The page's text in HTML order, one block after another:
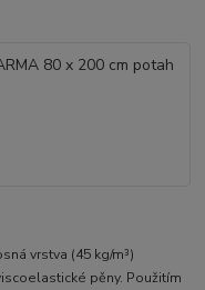
vrstva (45 kg/m³)
pěny. Použitím